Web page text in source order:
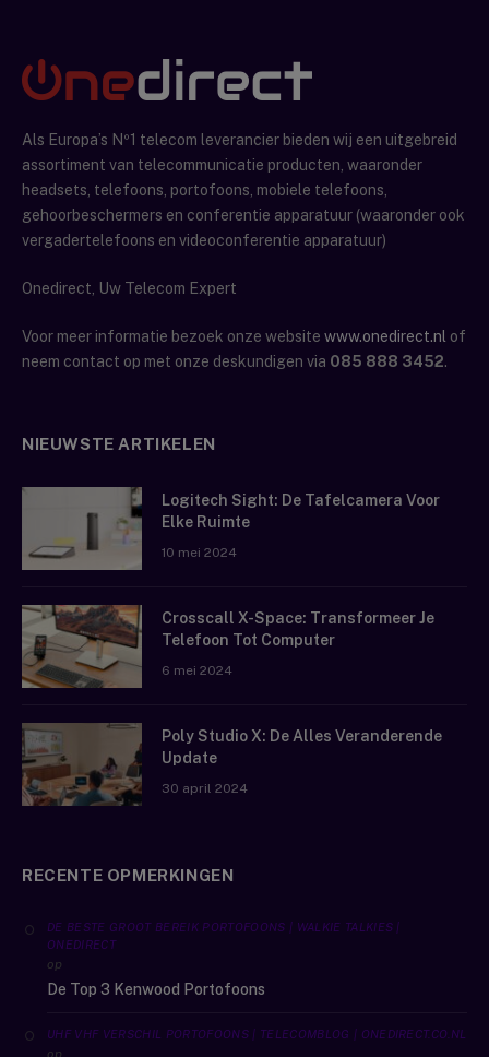
Als Europa’s Nº1 telecom leverancier bieden wij een uitgebreid
assortiment van telecommunicatie producten, waaronder
headsets, telefoons, portofoons, mobiele telefoons,
gehoorbeschermers en conferentie apparatuur (waaronder ook
vergadertelefoons en videoconferentie apparatuur)
Onedirect, Uw Telecom Expert
Voor meer informatie bezoek onze website www.onedirect.nl of
neem contact op met onze deskundigen via 085 888 3452.
NIEUWSTE ARTIKELEN
Logitech Sight: De Tafelcamera Voor
Elke Ruimte
10 mei 2024
Crosscall X-Space: Transformeer Je
Telefoon Tot Computer
6 mei 2024
Poly Studio X: De Alles Veranderende
Update
30 april 2024
RECENTE OPMERKINGEN
DE BESTE GROOT BEREIK PORTOFOONS | WALKIE TALKIES |
ONEDIRECT
op
De Top 3 Kenwood Portofoons
UHF VHF VERSCHIL PORTOFOONS | TELECOMBLOG | ONEDIRECT.CO.NL
op